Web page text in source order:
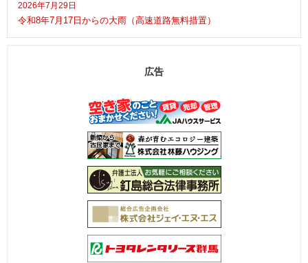
2026年7月29日
令和8年7月17日からの大雨（高速道路無料措置）
広告